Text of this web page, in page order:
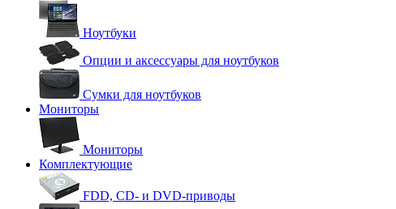
Ноутбуки
Опции и аксессуары для ноутбуков
Сумки для ноутбуков
Мониторы
Мониторы
Комплектующие
FDD, CD- и DVD-приводы